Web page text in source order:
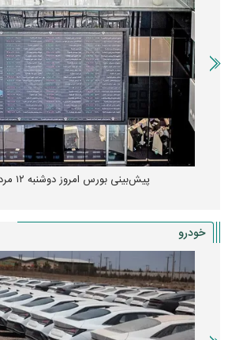
پیش‌بینی بورس امروز دوشنبه ۱۲ مرداد ماه ۱۴۰۵
خودرو